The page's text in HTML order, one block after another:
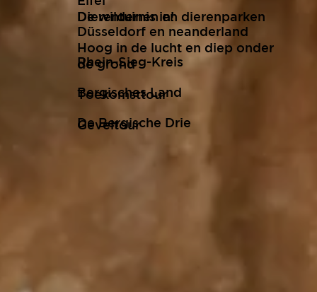
De wildernis in!
Hoog in de lucht en diep onder
de grond
Toekomsttour
Geveltour
Düsseldorf en neanderland
Rhein-Sieg-Kreis
Bergisches Land
De Bergische Drie
Dierentuinen en dierenparken